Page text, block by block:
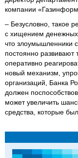
компании
– Безусловно, такое
с хищением денежных
что злоумышленники
постоянно
оперативно
новый механизм,
организаций, Банка
должен
может увеличить
средства, которые